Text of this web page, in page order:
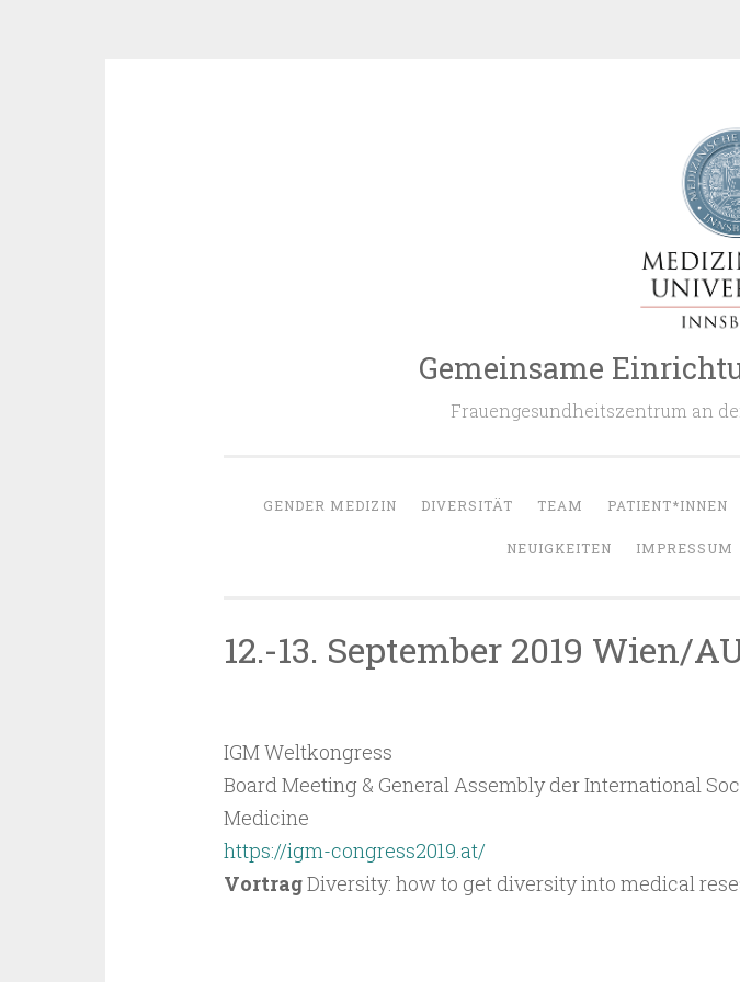
Gemeinsame
Frauengesundheitszentrum an
GENDER MEDIZIN DIVERSITÄT TEAM PATIENT*INNEN
NEUIGKEITEN IMPRESSUM
12.-13. September 2019 Wien/
IGM Weltkongress
Board Meeting & General Assembly der International
Medicine
https://igm-congress2019.at/
VortragDiversity: how to get diversity into medical